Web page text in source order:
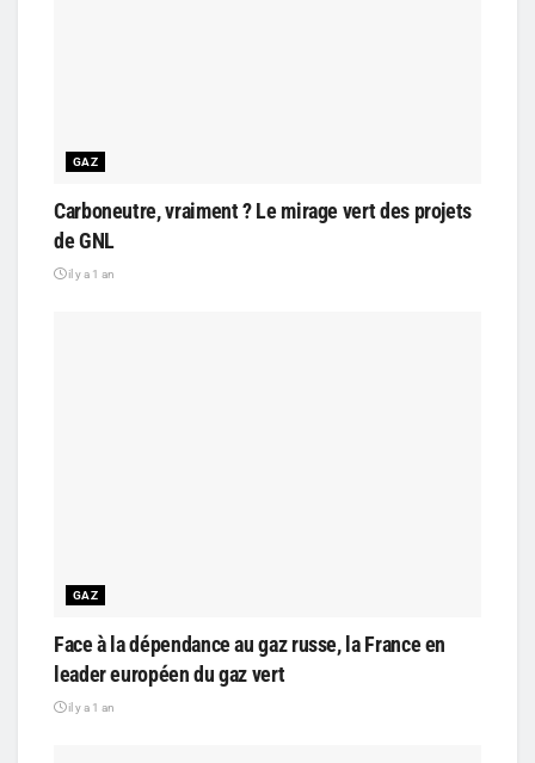
GAZ
Carboneutre, vraiment ? Le mirage vert des projets
de GNL
il y a 1 an
GAZ
Face à la dépendance au gaz russe, la France en
leader européen du gaz vert
il y a 1 an